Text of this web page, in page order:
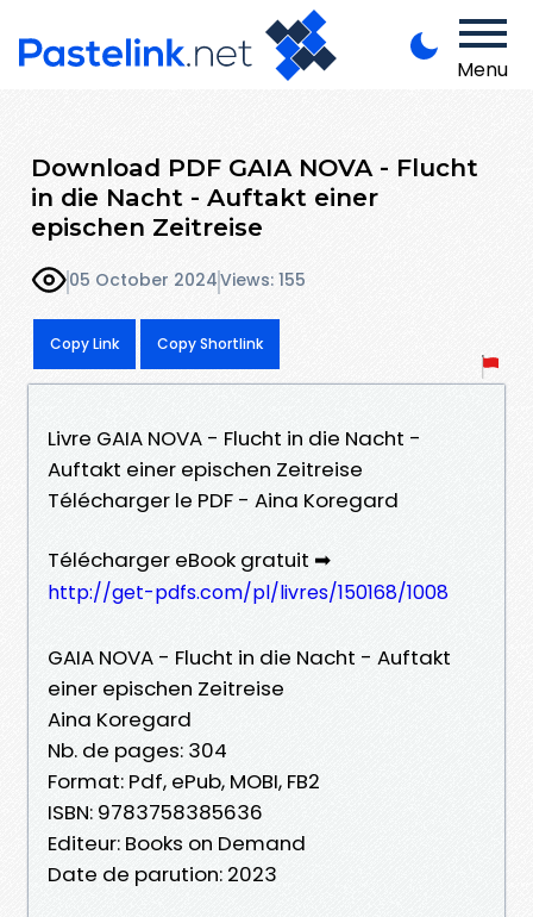
Menu
Download PDF GAIA NOVA - Flucht
in die Nacht - Auftakt einer
epischen Zeitreise
05 October 2024Views: 155
Copy Link Copy Shortlink
Livre GAIA NOVA - Flucht in die Nacht -
Auftakt einer epischen Zeitreise
Télécharger le PDF - Aina Koregard
Télécharger eBook gratuit ➡
http://get-pdfs.com/pl/livres/150168/1008
GAIA NOVA - Flucht in die Nacht - Auftakt
einer epischen Zeitreise
Aina Koregard
Nb. de pages: 304
Format: Pdf, ePub, MOBI, FB2
ISBN: 9783758385636
Editeur: Books on Demand
Date de parution: 2023